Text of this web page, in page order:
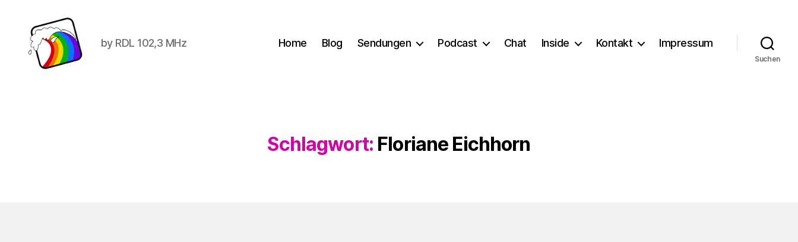
by RDL 102,3 MHz Home Blog Sendungen Podcast Chat Inside Kontakt Impressum
Suchen
Schlagwort: Floriane Eichhorn